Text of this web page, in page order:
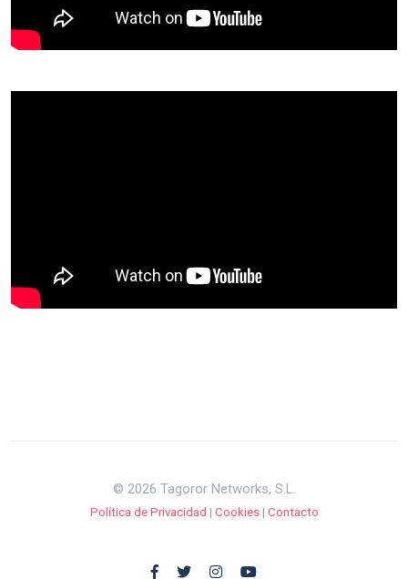
© 2026 Tagoror Networks, S.L.
Política de Privacidad | Cookies| Contacto